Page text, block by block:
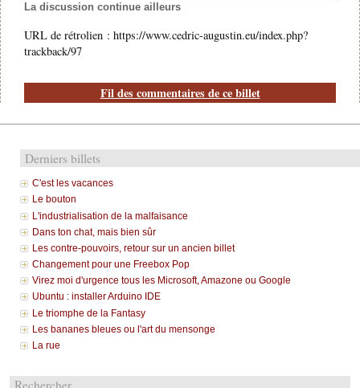
La discussion continue ailleurs
URL de rétrolien : https://www.cedric-augustin.eu/index.php?
trackback/97
Fil des commentaires de ce billet
Derniers billets
C'est les vacances
Le bouton
L'industrialisation de la malfaisance
Dans ton chat, mais bien sûr
Les contre-pouvoirs, retour sur un ancien billet
Changement pour une Freebox Pop
Virez moi d'urgence tous les Microsoft, Amazone ou Google
Ubuntu : installer Arduino IDE
Le triomphe de la Fantasy
Les bananes bleues ou l'art du mensonge
La rue
Rechercher